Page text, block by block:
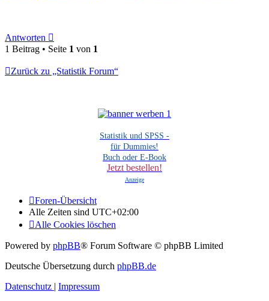
Antworten
1 Beitrag • Seite 1 von 1
Zurück zu „Statistik Forum“
Statistik und SPSS -
für Dummies!
Buch oder E-Book
Jetzt bestellen!
Anzeige
Foren-Übersicht
Alle Zeiten sind UTC+02:00
Alle Cookies löschen
Powered by phpBB® Forum Software © phpBB Limited
Deutsche Übersetzung durch phpBB.de
Datenschutz | Impressum